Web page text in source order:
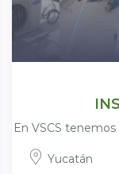
En VSCS
Yucatán